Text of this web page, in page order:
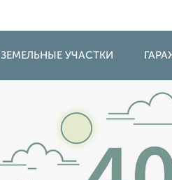
ЗЕМЕЛЬНЫЕ УЧАСТКИ